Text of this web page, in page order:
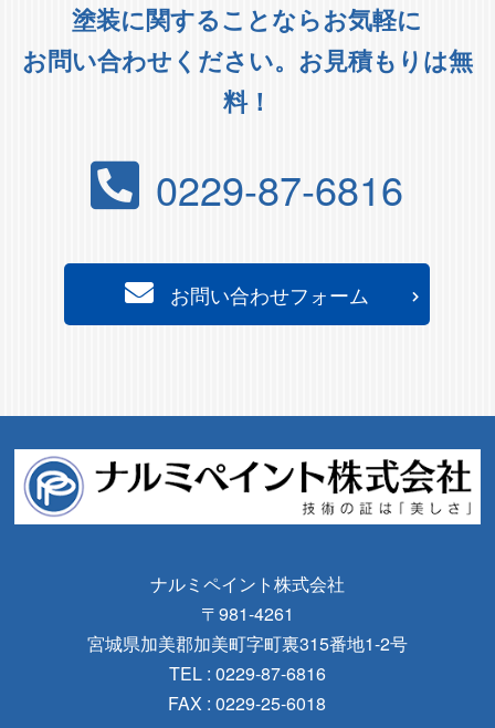
塗装に関することならお気軽に
お問い合わせください。お見積もりは無
料！
0229-87-6816
お問い合わせフォーム
ナルミペイント株式会社
〒981-4261
宮城県加美郡加美町字町裏315番地1-2号
TEL : 0229-87-6816
FAX : 0229-25-6018